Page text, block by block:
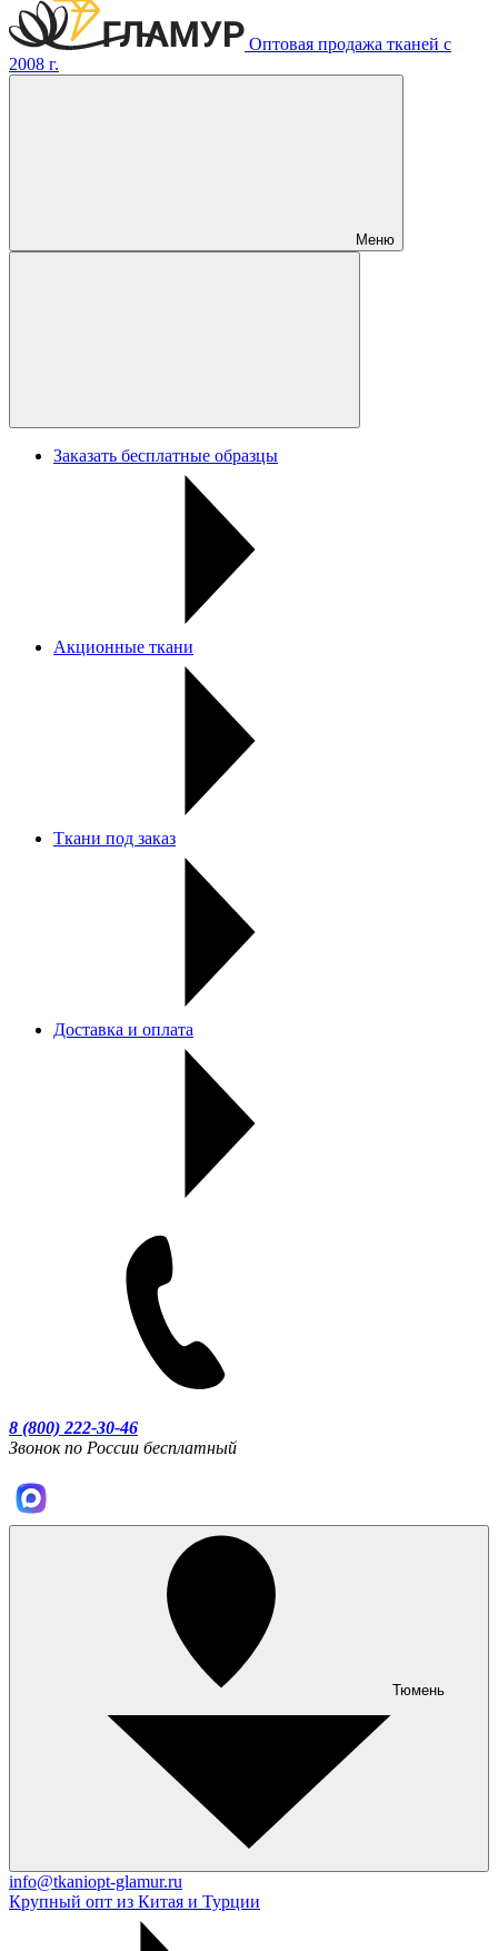
Оптовая продажа тканей с
2008 г.
Меню
Заказать бесплатные образцы
Акционные ткани
Ткани под заказ
Доставка и оплата
8 (800) 222-30-46
Звонок по России бесплатный
Тюмень
info@tkaniopt-glamur.ru
Крупный опт из Китая и Турции